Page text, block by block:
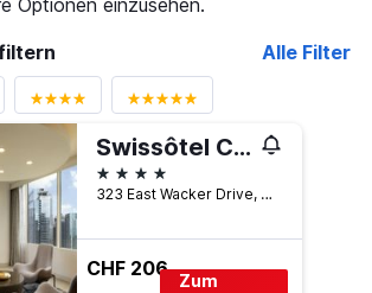
Optionen einzusehen.
Alle Filter
Swissôtel Chicago
4 Sterne
323 East Wacker Drive, Chicago, IL, USA
CHF 206
Zum